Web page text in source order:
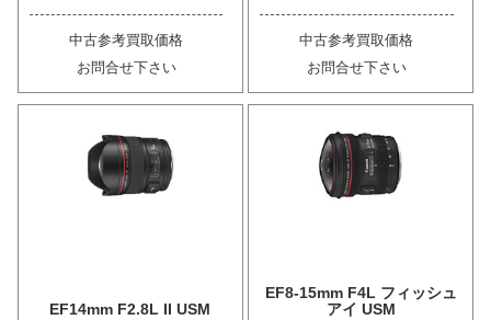
中古参考買取価格
お問合せ下さい
中古参考買取価格
お問合せ下さい
EF14mm F2.8L II USM
EF8-15mm F4L フィッシュ
アイ USM